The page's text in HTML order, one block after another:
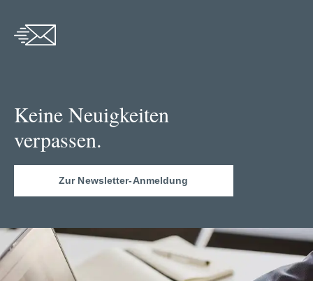
Keine Neuigkeiten
verpassen.
Zur Newsletter-Anmeldung